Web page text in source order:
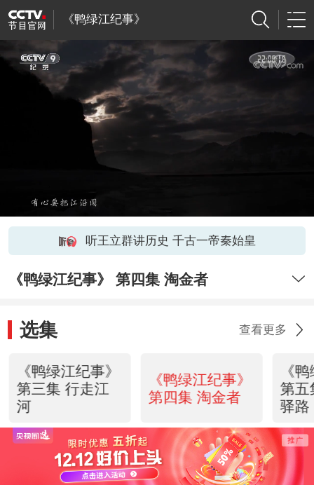
《鸭绿江纪事》
听王立群讲历史 千古一帝秦始皇
《鸭绿江纪事》 第四集 淘金者
选集 查看更多
《鸭绿江纪事》
第三集 行走江
河
《鸭绿江纪事》
第四集 淘金者
《
第五
驿路